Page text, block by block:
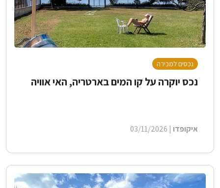
נכסים למכירה
נכס יוקרה על קו המים בארטריה, האי אוויה
איקופדו | 03/11/2026